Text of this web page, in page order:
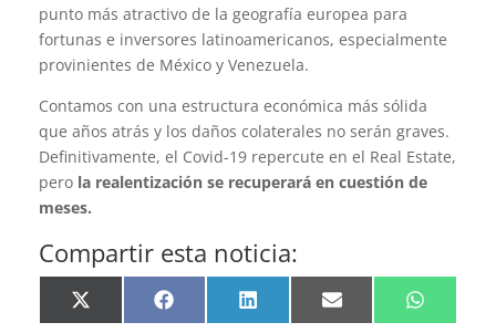
punto más atractivo de la geografía europea para
fortunas e inversores latinoamericanos, especialmente
provinientes de México y Venezuela.
Contamos con una estructura económica más sólida
que años atrás y los daños colaterales no serán graves.
Definitivamente, el Covid-19 repercute en el Real Estate,
pero la realentización se recuperará en cuestión de
meses.
Compartir esta noticia:
Compartir
en
Compartir
en
Compartir
en
Compartir
en
Compartir
en